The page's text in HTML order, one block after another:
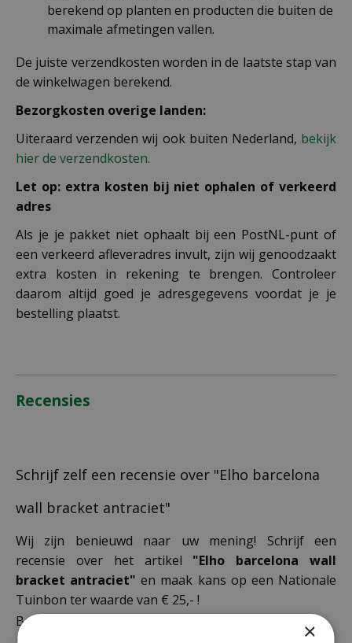
berekend op planten en producten die buiten de
maximale afmetingen vallen.
De juiste verzendkosten worden in de laatste stap van
de winkelwagen berekend.
Bezorgkosten overige landen:
Uiteraard verzenden wij ook buiten Nederland, bekijk
hier de verzendkosten.
Let op: extra kosten bij niet ophalen of verkeerd
adres
Als je je pakket niet ophaalt bij een PostNL-punt of
een verkeerd afleveradres invult, zijn wij genoodzaakt
extra kosten in rekening te brengen. Controleer
daarom altijd goed je adresgegevens voordat je je
bestelling plaatst.
Recensies
Schrijf zelf een recensie over "Elho barcelona
wall bracket antraciet"
Wij zijn benieuwd naar uw mening! Schrijf een
recensie over het artikel "Elho barcelona wall
bracket antraciet" en maak kans op een Nationale
Tuinbon ter waarde van € 25,- !
Beoordeling:
×